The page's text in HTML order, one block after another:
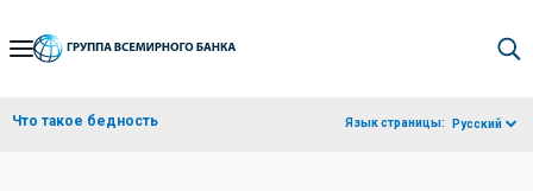
Skip
Navigation
Что такое бедность Язык страницы: Русский